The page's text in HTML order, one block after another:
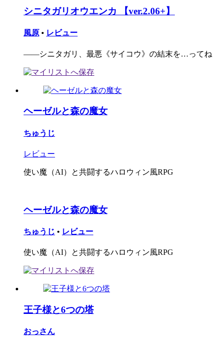
シニタガリオウエンカ 【ver.2.06+】
風原 • レビュー
――シニタガリ、最悪《サイコウ》の結末を…ってね
ヘーゼルと森の魔女
ちゅうじ
レビュー
使い魔（AI）と共闘するハロウィン風RPG
ヘーゼルと森の魔女
ちゅうじ • レビュー
使い魔（AI）と共闘するハロウィン風RPG
王子様と6つの塔
おっさん